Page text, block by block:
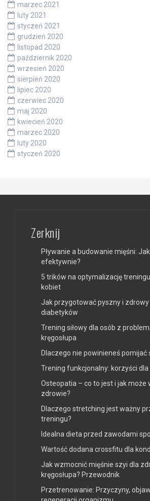
marzec 2021
luty 2021
styczeń 2021
grudzień 2020
listopad 2020
październik 2020
wrzesień 2020
sierpień 2020
lipiec 2020
czerwiec 2020
maj 2020
kwiecień 2020
marzec 2020
luty 2020
styczeń 2020
Zerknij
Pływanie a budowanie mięśni:
efektywnie?
5 trików na optymalizację
kobiet
Jak przygotować pyszny i zdrowy
diabetyków
Trening siłowy dla osób z
kręgosłupa
Dlaczego nie powinieneś pomijać
Trening funkcjonalny: korzyści dla
Osteopatia – co to jest i jak może
zdrowie?
Dlaczego stretching jest ważny
treningu?
Idealna dieta przed zawodami
Wartość dodana crossfitu dla
Jak wzmocnić mięśnie szyi dla
kręgosłupa? Przewodnik
Przetrenowanie: Przyczyny,